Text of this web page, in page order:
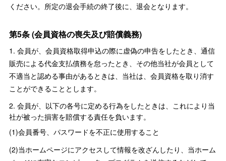
ください。所定の退会手続の終了後に、退会となります。
第5条 (会員資格の喪失及び賠償義務)
1. 会員が、会員資格取得申込の際に虚偽の申告をしたとき、通信
販売による代金支払債務を怠ったとき、その他当社が会員として
不適当と認める事由があるときは、当社は、会員資格を取り消す
ことができることとします。
2. 会員が、以下の各号に定める行為をしたときは、これにより当
社が被った損害を賠償する責任を負います。
(1)会員番号、パスワードを不正に使用すること
(2)当ホームページにアクセスして情報を改ざんしたり、当ホーム